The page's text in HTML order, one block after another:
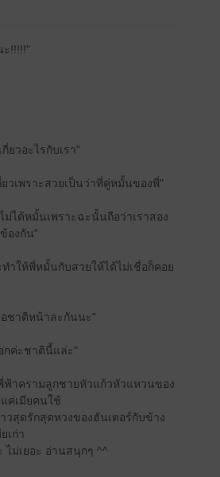
!!!!!"
ยวอะไรกับเรา"
ยวเพราะสวยเป็นว่าที่คู่หมั้นของพี่"
ได้หมั้นเพราะฉะนั้นถือว่าเราสอง
องกัน"
ทำให้พี่หมั้นกับสวยให้ได้ไม่เชื่อก็คอย
อชาติหน้าละกันนะ"
กค่ะชาตินี้แล่ะ"
พี่ฟ้าครามลูกชายหัวแก้วหัวแหวนของ
ค่เมียคนใช้
วสุดรักสุดหวงของฮันเตอร์กับข้าง
เก่า
ไม่เยอะ อ่านสนุกๆ ^^